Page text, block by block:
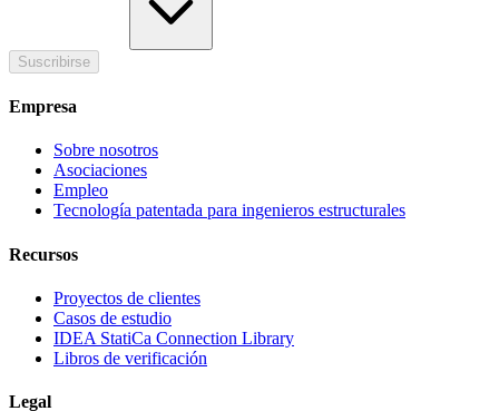
Suscribirse
Empresa
Sobre nosotros
Asociaciones
Empleo
Tecnología patentada para ingenieros estructurales
Recursos
Proyectos de clientes
Casos de estudio
IDEA StatiCa Connection Library
Libros de verificación
Legal